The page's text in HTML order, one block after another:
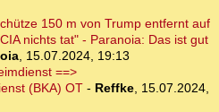
150 m von Trump entfernt auf
nichts tat" - Paranoia: Das ist gut
, 15.07.2024, 19:13
==>
(BKA) OT - Reffke, 15.07.2024,